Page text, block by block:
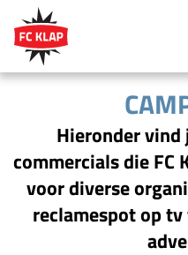
Hieronder vind
commercials die FC
voor diverse
reclamespot op